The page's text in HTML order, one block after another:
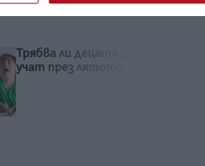
Детето пита: Защо
ушите събират кал